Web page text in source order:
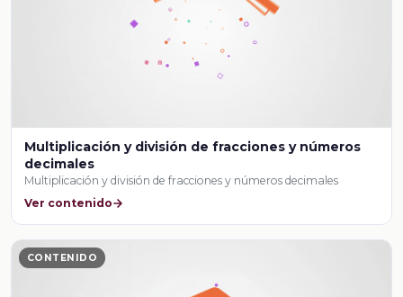
Multiplicación y división de fracciones y números
decimales
Multiplicación y división de fracciones y números decimales
Ver contenido
CONTENIDO